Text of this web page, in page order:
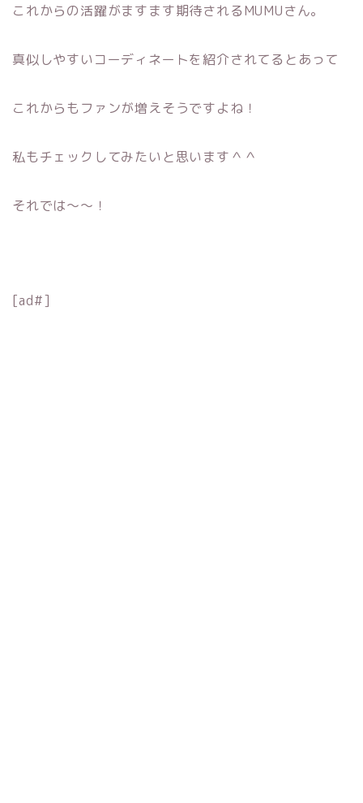
これからの活躍がますます期待されるMUMUさん。
真似しやすいコーディネートを紹介されてるとあって
これからもファンが増えそうですよね！
私もチェックしてみたいと思います＾＾
それでは〜〜！
[ad#]